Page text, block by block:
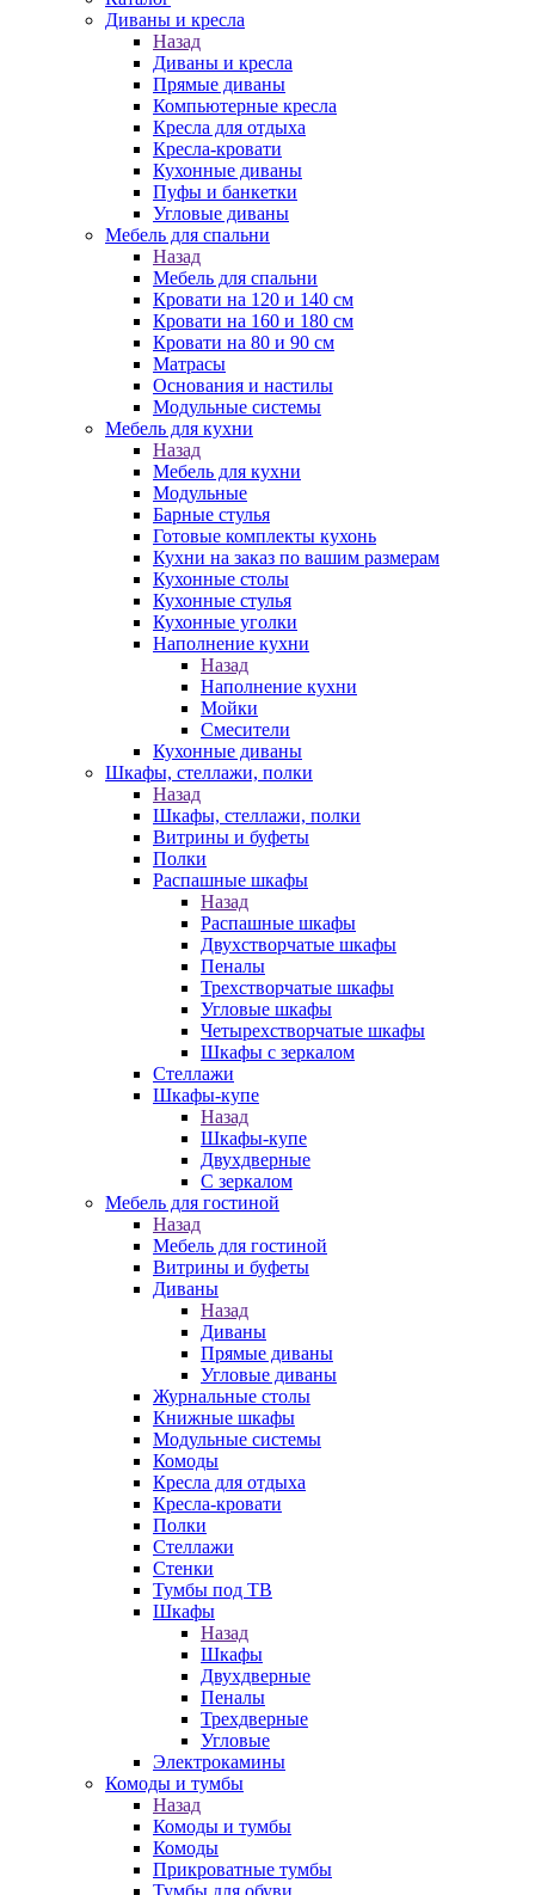
Диваны и кресла
Назад
Диваны и кресла
Прямые диваны
Компьютерные кресла
Кресла для отдыха
Кресла-кровати
Кухонные диваны
Пуфы и банкетки
Угловые диваны
Мебель для спальни
Назад
Мебель для спальни
Кровати на 120 и 140 см
Кровати на 160 и 180 см
Кровати на 80 и 90 см
Матрасы
Основания и настилы
Модульные системы
Мебель для кухни
Назад
Мебель для кухни
Модульные
Барные стулья
Готовые комплекты кухонь
Кухни на заказ по вашим размерам
Кухонные столы
Кухонные стулья
Кухонные уголки
Наполнение кухни
Назад
Наполнение кухни
Мойки
Смесители
Кухонные диваны
Шкафы, стеллажи, полки
Назад
Шкафы, стеллажи, полки
Витрины и буфеты
Полки
Распашные шкафы
Назад
Распашные шкафы
Двухстворчатые шкафы
Пеналы
Трехстворчатые шкафы
Угловые шкафы
Четырехстворчатые шкафы
Шкафы с зеркалом
Стеллажи
Шкафы-купе
Назад
Шкафы-купе
Двухдверные
С зеркалом
Мебель для гостиной
Назад
Мебель для гостиной
Витрины и буфеты
Диваны
Назад
Диваны
Прямые диваны
Угловые диваны
Журнальные столы
Книжные шкафы
Модульные системы
Комоды
Кресла для отдыха
Кресла-кровати
Полки
Стеллажи
Стенки
Тумбы под ТВ
Шкафы
Назад
Шкафы
Двухдверные
Пеналы
Трехдверные
Угловые
Электрокамины
Комоды и тумбы
Назад
Комоды и тумбы
Комоды
Прикроватные тумбы
Тумбы для обуви